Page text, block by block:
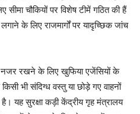
चौकियों पर विशेष टीमें गठित की हैं
के लिए राजमार्गों पर यादृच्छिक जांच
नजर रखने के लिए खुफिया एजेंसियों के
भी संदिग्ध वस्तु या छोड़े गए वाहनों
यह सुरक्षा कड़ी केंद्रीय गृह मंत्रालय